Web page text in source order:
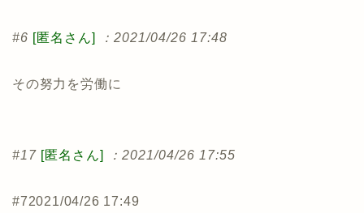
#6 [匿名さん] ：2021/04/26 17:48
その努力を労働に
#17 [匿名さん] ：2021/04/26 17:55
#72021/04/26 17:49